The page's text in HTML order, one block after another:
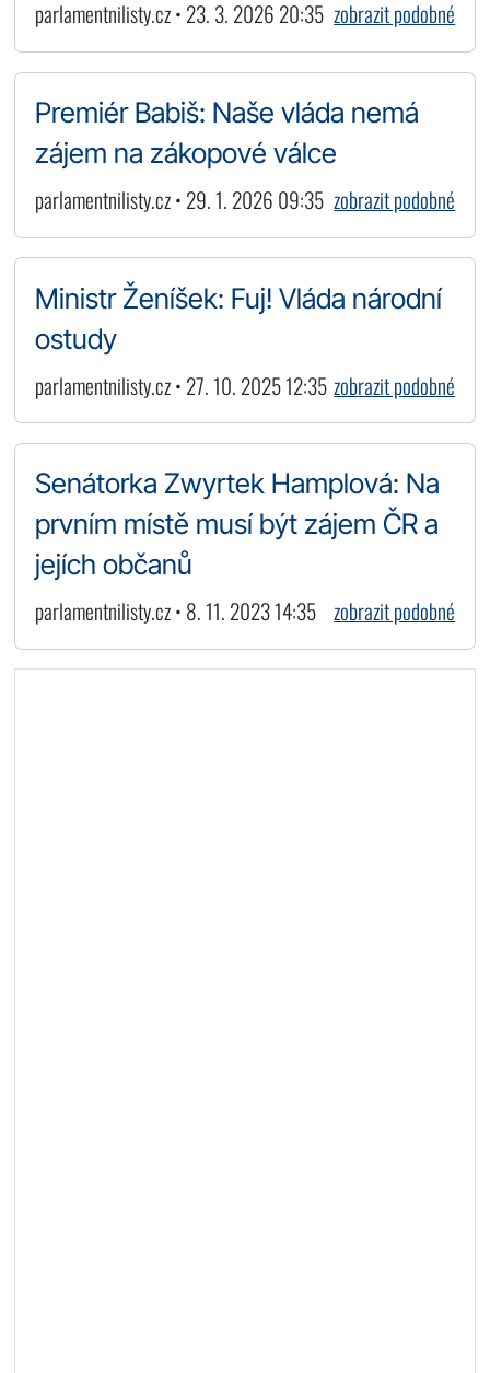
parlamentnilisty.cz • 23. 3. 2026 20:35 zobrazit podobné
Premiér Babiš: Naše vláda nemá
zájem na zákopové válce
parlamentnilisty.cz • 29. 1. 2026 09:35 zobrazit podobné
Ministr Ženíšek: Fuj! Vláda národní
ostudy
parlamentnilisty.cz • 27. 10. 2025 12:35 zobrazit podobné
Senátorka Zwyrtek Hamplová: Na
prvním místě musí být zájem ČR a
jejích občanů
parlamentnilisty.cz • 8. 11. 2023 14:35 zobrazit podobné